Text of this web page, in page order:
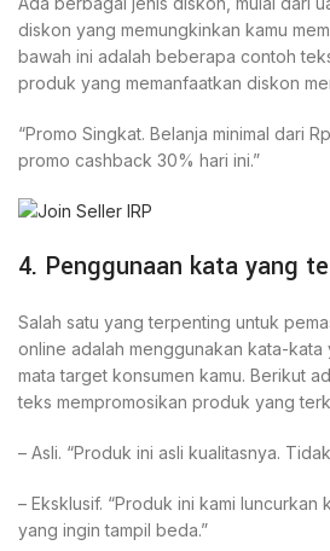
diskon yang memungkinkan kamu
bawah ini adalah beberapa contoh
produk yang memanfaatkan diskon
“Promo Singkat. Belanja minimal dari
promo cashback 30% hari ini.”
4. Penggunaan kata yang
Salah satu yang terpenting untuk
online adalah menggunakan kata-
mata target konsumen kamu. Berikut
teks mempromosikan produk yang
– Asli. “Produk ini asli kualitasnya.
– Eksklusif. “Produk ini kami luncurkan
yang ingin tampil beda.”